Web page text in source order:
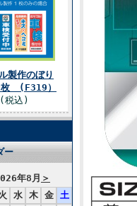
製作のぼり
(F319）
税込)
ー
年8月 ＞
水 木 金
土